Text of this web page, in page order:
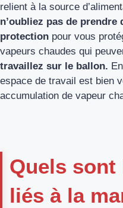
relient à la source
n’oubliez pas de
protection pour vous
vapeurs chaudes qui
travaillez sur le ballon.
espace de travail est bien
accumulation de vapeur
Quels
liés à la